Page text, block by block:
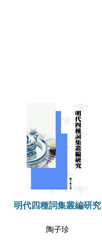
明代四種詞集叢編研究
陶子珍